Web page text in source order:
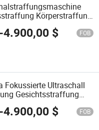
Körperstraffung
Cartridge Schnelle
-4.900,00 $ FOB
Fokussierte Ultraschall
Gesichtsstraffung
Schönheitsgerät
-4.900,00 $ FOB